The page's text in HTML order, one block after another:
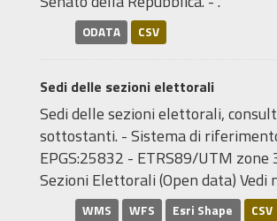
ODATA CSV
Sedi delle sezioni elettorali
Sedi delle sezioni elettorali,
sottostanti. - Sistema di
EPGS:25832 - ETRS89/UTM zone
Sezioni Elettorali (Open data) Vedi
WMS WFS Esri Shape CSV